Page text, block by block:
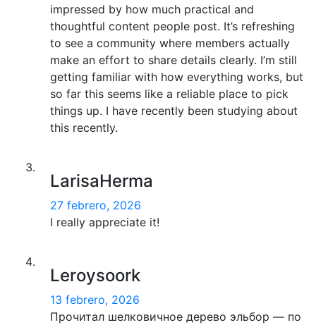
impressed by how much practical and
thoughtful content people post. It’s refreshing
to see a community where members actually
make an effort to share details clearly. I’m still
getting familiar with how everything works, but
so far this seems like a reliable place to pick
things up. I have recently been studying about
this recently.
LarisaHerma
27 febrero, 2026
I really appreciate it!
Leroysoork
13 febrero, 2026
Прочитал шелковичное дерево эльбор — по